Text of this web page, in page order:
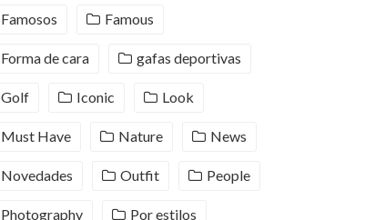
Famosos Famous
Forma de cara gafas deportivas
Golf Iconic Look
Must Have Nature News
Novedades Outfit People
Photography Por estilos